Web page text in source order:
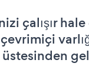
çalışır